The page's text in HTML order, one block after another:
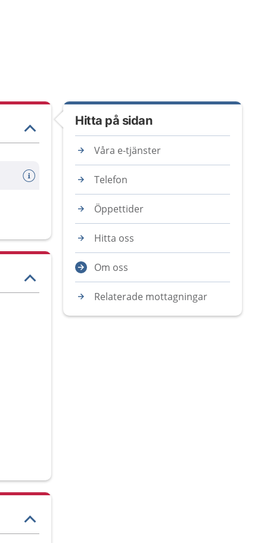
Hitta på sidan
Våra e-tjänster
Telefon
Öppettider
Hitta oss
Om oss
Relaterade mottagningar